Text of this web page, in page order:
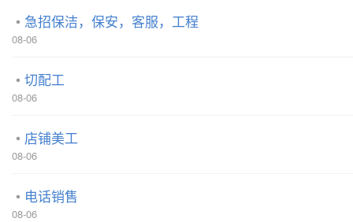
急招保洁，保安，客服，工程
08-06
切配工
08-06
店铺美工
08-06
电话销售
08-06